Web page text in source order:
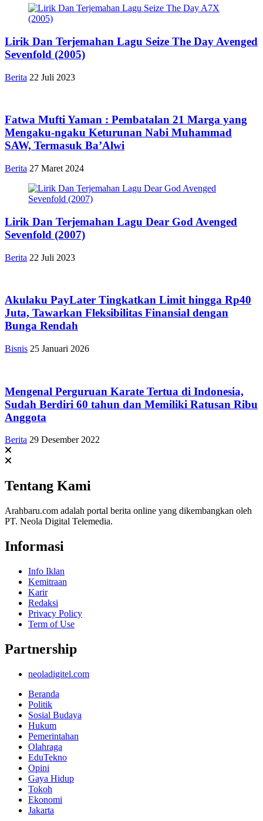
Lirik Dan Terjemahan Lagu Seize The Day Avenged
Sevenfold (2005)
Berita 22 Juli 2023
Fatwa Mufti Yaman : Pembatalan 21 Marga yang
Mengaku-ngaku Keturunan Nabi Muhammad
SAW, Termasuk Ba’Alwi
Berita 27 Maret 2024
Lirik Dan Terjemahan Lagu Dear God Avenged
Sevenfold (2007)
Berita 22 Juli 2023
Akulaku PayLater Tingkatkan Limit hingga Rp40
Juta, Tawarkan Fleksibilitas Finansial dengan
Bunga Rendah
Bisnis 25 Januari 2026
Mengenal Perguruan Karate Tertua di Indonesia,
Sudah Berdiri 60 tahun dan Memiliki Ratusan Ribu
Anggota
Berita 29 Desember 2022
Tentang Kami
Arahbaru.com adalah portal berita online yang dikembangkan oleh
PT. Neola Digital Telemedia.
Informasi
Info Iklan
Kemitraan
Karir
Redaksi
Privacy Policy
Term of Use
Partnership
neoladigitel.com
Beranda
Politik
Sosial Budaya
Hukum
Pemerintahan
Olahraga
EduTekno
Opini
Gaya Hidup
Tokoh
Ekonomi
Jakarta